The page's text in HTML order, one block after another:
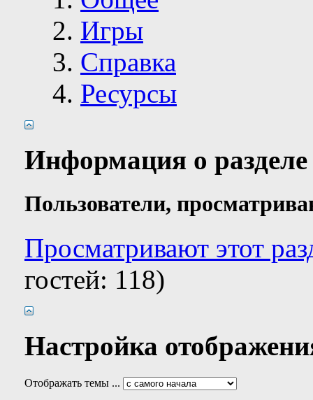
Игры
Справка
Ресурсы
Информация о
Пользователи,
Просматривают этот
гостей: 118)
Настройка
Отображать темы ...